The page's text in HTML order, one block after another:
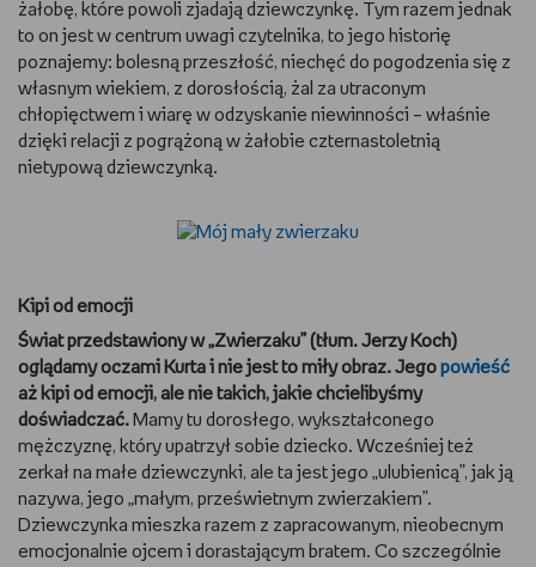
POD PATRONATEM EMPIKU
żałobę, które powoli zjadają dziewczynkę. Tym razem jednak
to on jest w centrum uwagi czytelnika, to jego historię
poznajemy: bolesną przeszłość, niechęć do pogodzenia się z
własnym wiekiem, z dorosłością, żal za utraconym
chłopięctwem i wiarę w odzyskanie niewinności – właśnie
dzięki relacji z pogrążoną w żałobie czternastoletnią
nietypową dziewczynką.
Kipi od emocji
Świat przedstawiony w „Zwierzaku” (tłum. Jerzy Koch)
oglądamy oczami Kurta i nie jest to miły obraz. Jego powieść
aż kipi od emocji, ale nie takich, jakie chcielibyśmy
doświadczać. Mamy tu dorosłego, wykształconego
mężczyznę, który upatrzył sobie dziecko. Wcześniej też
zerkał na małe dziewczynki, ale ta jest jego „ulubienicą”, jak ją
nazywa, jego „małym, prześwietnym zwierzakiem”.
Dziewczynka mieszka razem z zapracowanym, nieobecnym
emocjonalnie ojcem i dorastającym bratem. Co szczególnie